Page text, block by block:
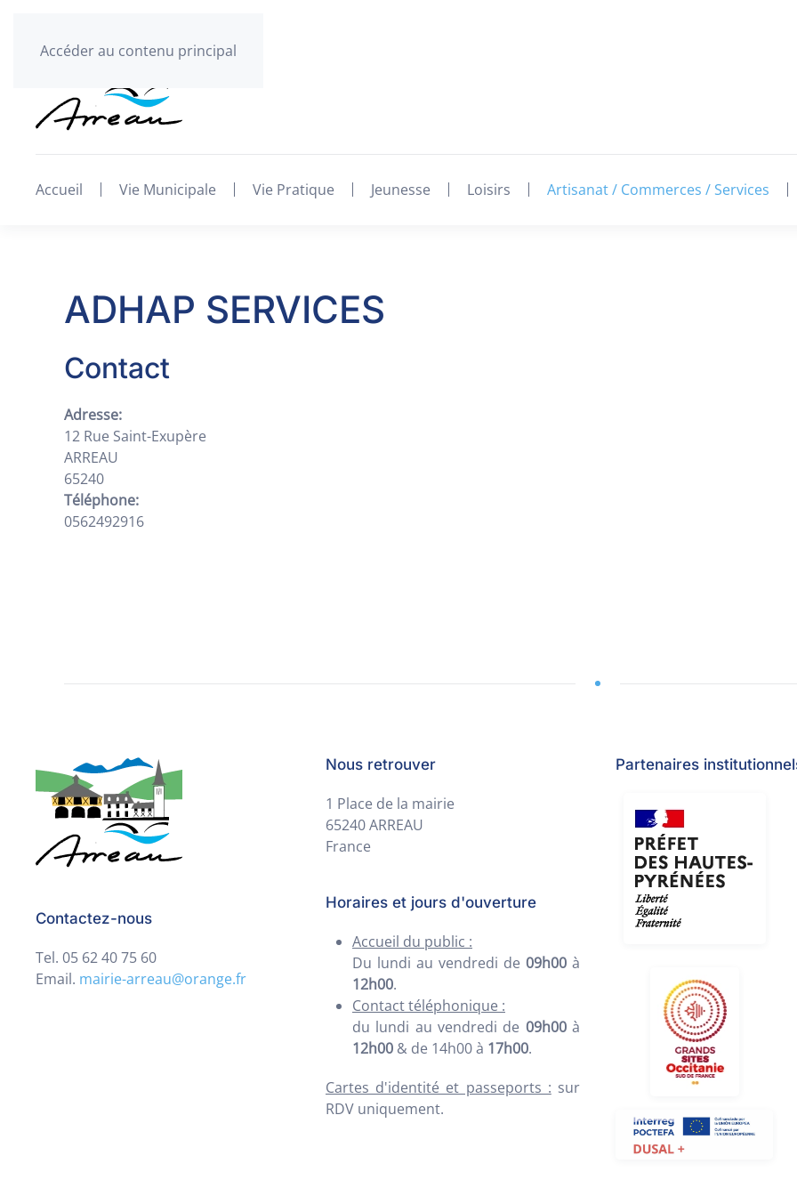
Accéder au contenu principal
Accueil Vie Municipale Vie Pratique Jeunesse Loisirs Artisanat / Commerces / Services
ADHAP SERVICES
Contact
Adresse:
12 Rue Saint-Exupère
ARREAU
65240
Téléphone:
0562492916
Contactez-nous
Tel. 05 62 40 75 60
Email. mairie-arreau@orange.fr
Nous retrouver
1 Place de la mairie
65240 ARREAU
France
Horaires et jours d'ouverture
Accueil du public :
Du lundi au vendredi de 09h00 à
12h00.
Contact téléphonique :
du lundi au vendredi de 09h00à
12h00 & de 14h00 à 17h00.
Cartes d'identité et passeports : sur
RDV uniquement.
Partenaires